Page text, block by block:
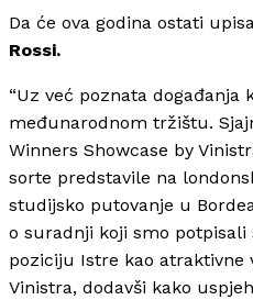
Da će ova godina ostati
Rossi.
“Uz već poznata
međunarodnom tržištu.
Winners Showcase by
sorte predstavile na
studijsko putovanje u
o suradnji koji smo
poziciju Istre kao atraktivne
Vinistra, dodavši kako